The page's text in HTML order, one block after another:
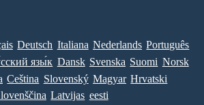
Deutsch Italiana Nederlands Português
язы́к Dansk Svenska Suomi Norsk
Ceština Slovenský Magyar Hrvatski
Latvijas eesti